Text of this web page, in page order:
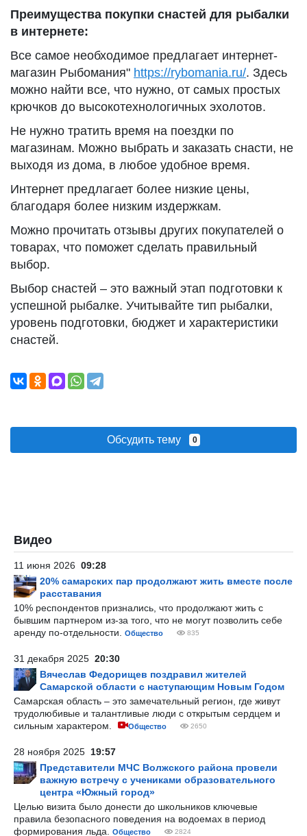
Преимущества покупки снастей для рыбалки
в интернете:
Все самое необходимое предлагает интернет-
магазин Рыбомания" https://rybomania.ru/. Здесь
можно найти все, что нужно, от самых простых
крючков до высокотехнологичных эхолотов.
Не нужно тратить время на поездки по
магазинам. Можно выбрать и заказать снасти, не
выходя из дома, в любое удобное время.
Интернет предлагает более низкие цены,
благодаря более низким издержкам.
Можно прочитать отзывы других покупателей о
товарах, что поможет сделать правильный
выбор.
Выбор снастей – это важный этап подготовки к
успешной рыбалке. Учитывайте тип рыбалки,
уровень подготовки, бюджет и характеристики
снастей.
Обсудить тему 0
Видео
11 июня 2026 09:28
20% самарских пар продолжают жить вместе после
расставания
10% респондентов признались, что продолжают жить с
бывшим партнером из-за того, что не могут позволить себе
аренду по-отдельности.
Общество 835
31 декабря 2025 20:30
Вячеслав Федорищев поздравил жителей
Самарской области с наступающим Новым Годом
Самарская область – это замечательный регион, где живут
трудолюбивые и талантливые люди с открытым сердцем и
сильным характером.
Общество 2650
28 ноября 2025 19:57
Представители МЧС Волжского района провели
важную встречу с учениками образовательного
центра «Южный город»
Целью визита было донести до школьников ключевые
правила безопасного поведения на водоемах в период
формирования льда.
Общество 2824